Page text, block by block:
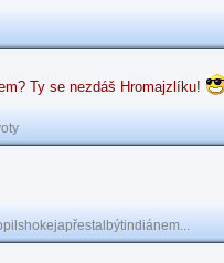
Ty se nezdáš Hromajzlíku!